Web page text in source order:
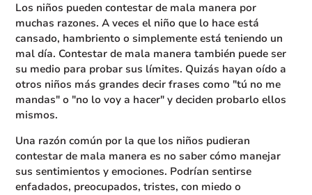
Los niños pueden contestar de mala manera por
muchas razones. A veces el niño que lo hace está
cansado, hambriento o simplemente está teniendo un
mal día. Contestar de mala manera también puede ser
su medio para probar sus límites. Quizás hayan oído a
otros niños más grandes decir frases como "tú no me
mandas" o "no lo voy a hacer" y deciden probarlo ellos
mismos.
Una razón común por la que los niños pudieran
contestar de mala manera es no saber cómo manejar
sus sentimientos y emociones. Podrían sentirse
enfadados, preocupados, tristes, con miedo o